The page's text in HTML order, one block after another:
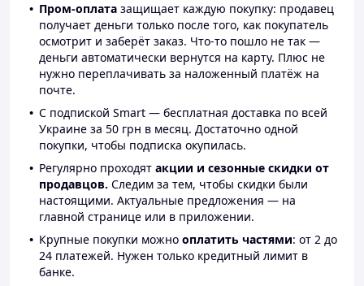
Пром-оплата защищает каждую покупку: продавец
получает деньги только после того, как покупатель
осмотрит и заберёт заказ. Что-то пошло не так —
деньги автоматически вернутся на карту. Плюс не
нужно переплачивать за наложенный платёж на
почте.
С подпиской Smart — бесплатная доставка по всей
Украине за 50 грн в месяц. Достаточно одной
покупки, чтобы подписка окупилась.
Регулярно проходят акции и сезонные скидки от
продавцов. Следим за тем, чтобы скидки были
настоящими. Актуальные предложения — на
главной странице или в приложении.
Крупные покупки можно оплатить частями: от 2 до
24 платежей. Нужен только кредитный лимит в
банке.